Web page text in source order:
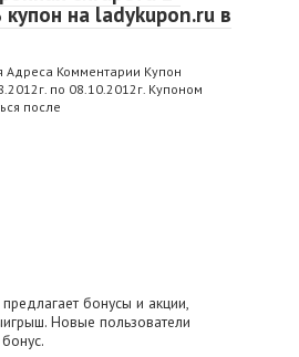
на ladykupon.ru в
Комментарии Купон
по 08.10.2012г. Купоном
после
бонусы и акции,
Новые пользователи